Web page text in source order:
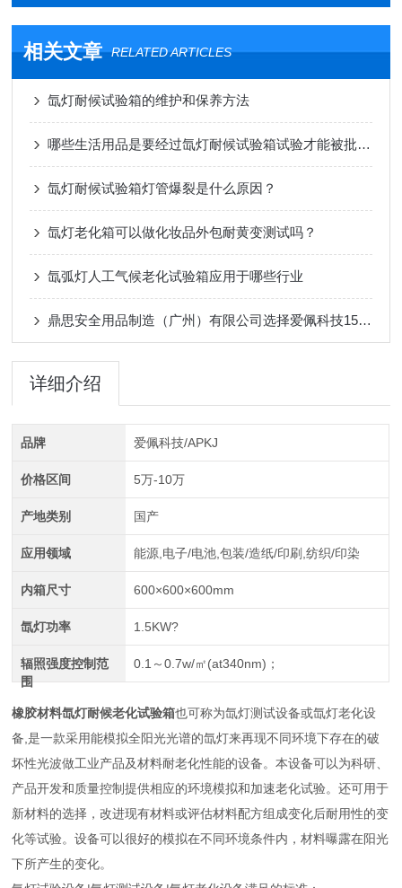
相关文章 RELATED ARTICLES
氙灯耐候试验箱的维护和保养方法
哪些生活用品是要经过氙灯耐候试验箱试验才能被批量生产的？
氙灯耐候试验箱灯管爆裂是什么原因？
氙灯老化箱可以做化妆品外包耐黄变测试吗？
氙弧灯人工气候老化试验箱应用于哪些行业
鼎思安全用品制造（广州）有限公司选择爱佩科技150升氙灯老化试验箱
详细介绍
品牌 爱佩科技/APKJ
价格区间 5万-10万
产地类别 国产
应用领域 能源,电子/电池,包装/造纸/印刷,纺织/印染
内箱尺寸 600×600×600mm
氙灯功率 1.5KW?
辐照强度控制范
围
0.1～0.7w/㎡(at340nm)；
橡胶材料氙灯耐候老化试验箱也可称为氙灯测试设备或氙灯老化设
备,是一款采用能模拟全阳光光谱的氙灯来再现不同环境下存在的破
坏性光波做工业产品及材料耐老化性能的设备。本设备可以为科研、
产品开发和质量控制提供相应的环境模拟和加速老化试验。还可用于
新材料的选择，改进现有材料或评估材料配方组成变化后耐用性的变
化等试验。设备可以很好的模拟在不同环境条件内，材料曝露在阳光
下所产生的变化。